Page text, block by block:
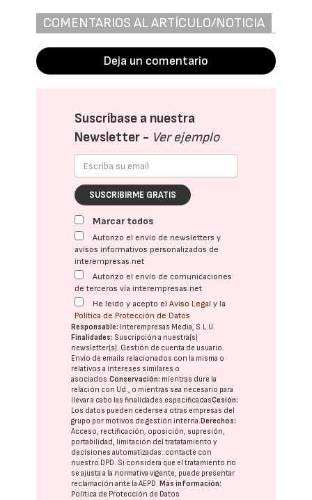
COMENTARIOS AL ARTÍCULO/NOTICIA
Deja un comentario
Suscríbase a nuestra
Newsletter - Ver ejemplo
SUSCRIBIRME GRATIS
Marcar todos
Autorizo el envío de newsletters y
avisos informativos personalizados de
interempresas.net
Autorizo el envío de comunicaciones
de terceros vía interempresas.net
He leído y acepto elAviso Legal y la
Política de Protección de Datos
Responsable: Interempresas Media, S.L.U.
Finalidades: Suscripción a nuestra(s)
newsletter(s). Gestión de cuenta de usuario.
Envío de emails relacionados con la misma o
relativos a intereses similares o
asociados.Conservación: mientras dure la
relación con Ud., o mientras sea necesario para
llevar a cabo las finalidades especificadasCesión:
Los datos pueden cederse a otras empresas del
grupo por motivos de gestión interna. Derechos:
Acceso, rectificación, oposición, supresión,
portabilidad, limitación del tratatamiento y
decisiones automatizadas: contacte con
nuestro DPD. Si considera que el tratamiento no
se ajusta a la normativa vigente, puede presentar
reclamación ante laAEPD. Más información:
Política de Protección de Datos